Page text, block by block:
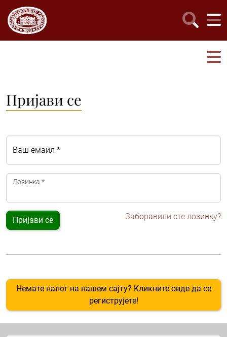
Пријави се
Ваш емаил *
Лозинка *
Пријави се Заборавили сте лозинку?
Немате налог на нашем сајту? Кликните овде да се
региструјете!